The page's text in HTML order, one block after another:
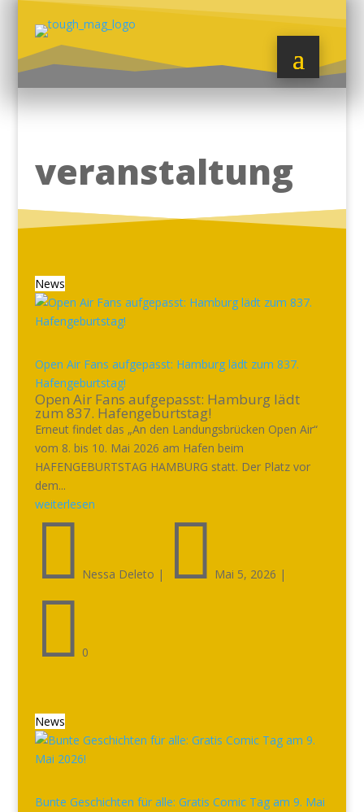
veranstaltung
News
Open Air Fans aufgepasst: Hamburg lädt zum 837.
Hafengeburtstag!
Open Air Fans aufgepasst: Hamburg lädt
zum 837. Hafengeburtstag!
Erneut findet das „An den Landungsbrücken Open Air“
vom 8. bis 10. Mai 2026 am Hafen beim
HAFENGEBURTSTAG HAMBURG statt. Der Platz vor
dem...
weiterlesen
 Nessa Deleto |  Mai 5, 2026 |
 0
News
Bunte Geschichten für alle: Gratis Comic Tag am 9. Mai